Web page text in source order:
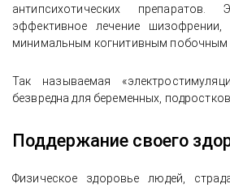
антипсихотических
эффективное лечение
минимальным когнитивным побочным
Так называемая
безвредна для беременных,
Поддержание своего
Физическое здоровье людей,